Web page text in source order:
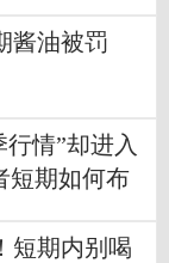
酱油被罚
情”却进入
短期如何布
短期内别喝